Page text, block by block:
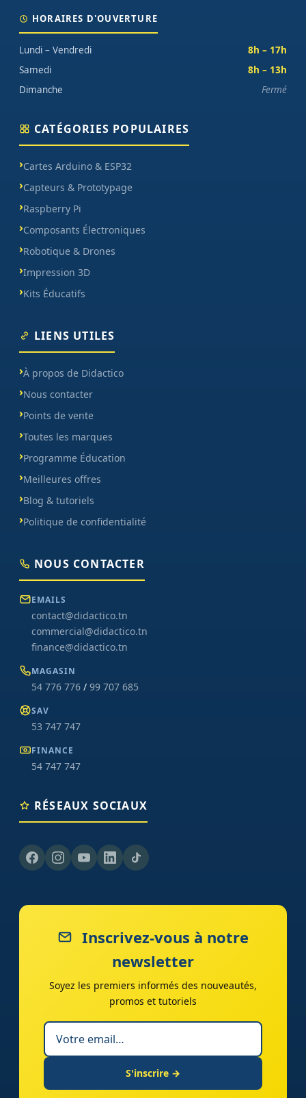
HORAIRES D'OUVERTURE
Lundi – Vendredi
8h – 17h
Samedi
8h – 13h
Dimanche
Fermé
CATÉGORIES POPULAIRES
Cartes Arduino & ESP32
Capteurs & Prototypage
Raspberry Pi
Composants Électroniques
Robotique & Drones
Impression 3D
Kits Éducatifs
LIENS UTILES
À propos de Didactico
Nous contacter
Points de vente
Toutes les marques
Programme Éducation
Meilleures offres
Blog & tutoriels
Politique de confidentialité
NOUS CONTACTER
EMAILS
contact@didactico.tn
commercial@didactico.tn
finance@didactico.tn
MAGASIN
54 776 776 / 99 707 685
SAV
53 747 747
FINANCE
54 747 747
RÉSEAUX SOCIAUX
Inscrivez-vous à notre
newsletter
Soyez les premiers informés des nouveautés,
promos et tutoriels
S'inscrire →